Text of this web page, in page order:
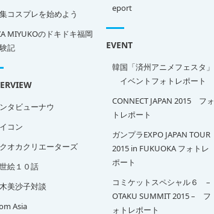
コスプレを始めよう
MIYUKOのドキドキ福岡
記
eport
EVENT
韓国「済州アニメフェスタ」
イベントフォトレポート
CONNECT JAPAN 2015 フォ
トレポート
ガンプラEXPO JAPAN TOUR
2015 in FUKUOKA フォトレ
ポート
コミケットスペシャル６ –
OTAKU SUMMIT 2015 – フ
ォトレポート
タビューナウ
コン
オカクリエーターズ
絵１０話
美沙子対談
Asia